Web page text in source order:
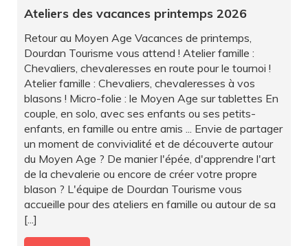
Ateliers des vacances printemps 2026
Retour au Moyen Age Vacances de printemps,
Dourdan Tourisme vous attend ! Atelier famille :
Chevaliers, chevaleresses en route pour le tournoi !
Atelier famille : Chevaliers, chevaleresses à vos
blasons ! Micro-folie : le Moyen Age sur tablettes En
couple, en solo, avec ses enfants ou ses petits-
enfants, en famille ou entre amis ... Envie de partager
un moment de convivialité et de découverte autour
du Moyen Age ? De manier l'épée, d'apprendre l'art
de la chevalerie ou encore de créer votre propre
blason ? L'équipe de Dourdan Tourisme vous
accueille pour des ateliers en famille ou autour de sa
[...]